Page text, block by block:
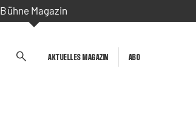
Bühne Magazin
AKTUELLES MAGAZIN ABO